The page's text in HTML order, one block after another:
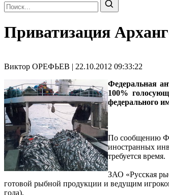
Приватизация
Виктор ОРЕФЬЕВ | 22.10.2012 09:33:22
Федеральная
100%
федерального
По сообщению
иностранных
требуется время.
ЗАО «Русская
готовой рыбной продукции и ведущим
года).